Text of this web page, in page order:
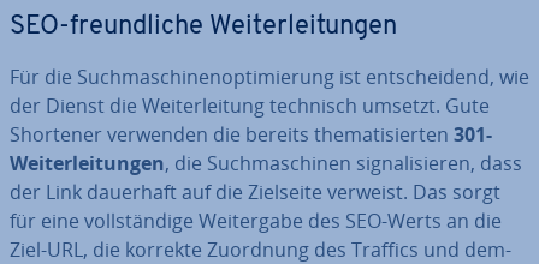
SEO-freund­li­che Wei­ter­lei­tun­gen
Für die Such­ma­schi­nen­op­ti­mie­rung ist ent­schei­dend, wie
der Dienst die Wei­ter­lei­tung technisch umsetzt. Gute
Shortener verwenden die bereits the­ma­ti­sier­ten 301-
Wei­ter­lei­tun­gen, die Such­ma­schi­nen si­gna­li­sie­ren, dass
der Link dauerhaft auf die Zielseite verweist. Das sorgt
für eine voll­stän­di­ge Wei­ter­ga­be des SEO-Werts an die
Ziel-URL, die korrekte Zuordnung des Traffics und dem­